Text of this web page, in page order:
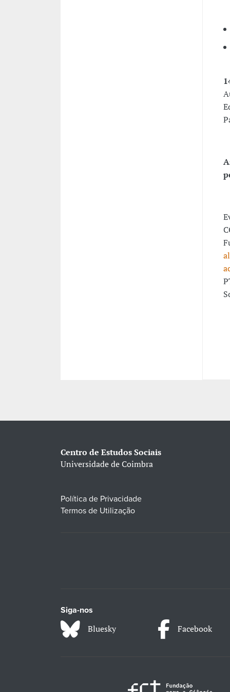
Centro de Estudos Sociais
Universidade de Coimbra
Política de Privacidade
Termos de Utilização
Siga-nos
Bluesky Facebook